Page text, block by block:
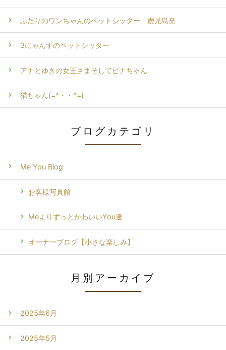
ふたりのワンちゃんのペットシッター 鹿児島発
3にゃんずのペットシッター
アナとゆきの女王さまそしてビナちゃん
猫ちゃん(=^・・^=)
ブログカテゴリ
Me You Blog
お客様写真館
MeよりずっとかわいいYou達
オーナーブログ【小さな楽しみ】
月別アーカイブ
2025年6月
2025年5月